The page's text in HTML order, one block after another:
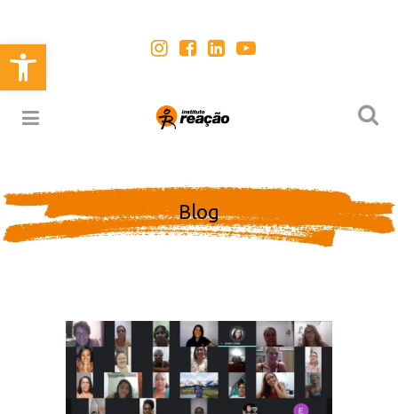
Abrir a barra de ferramentas
Blog